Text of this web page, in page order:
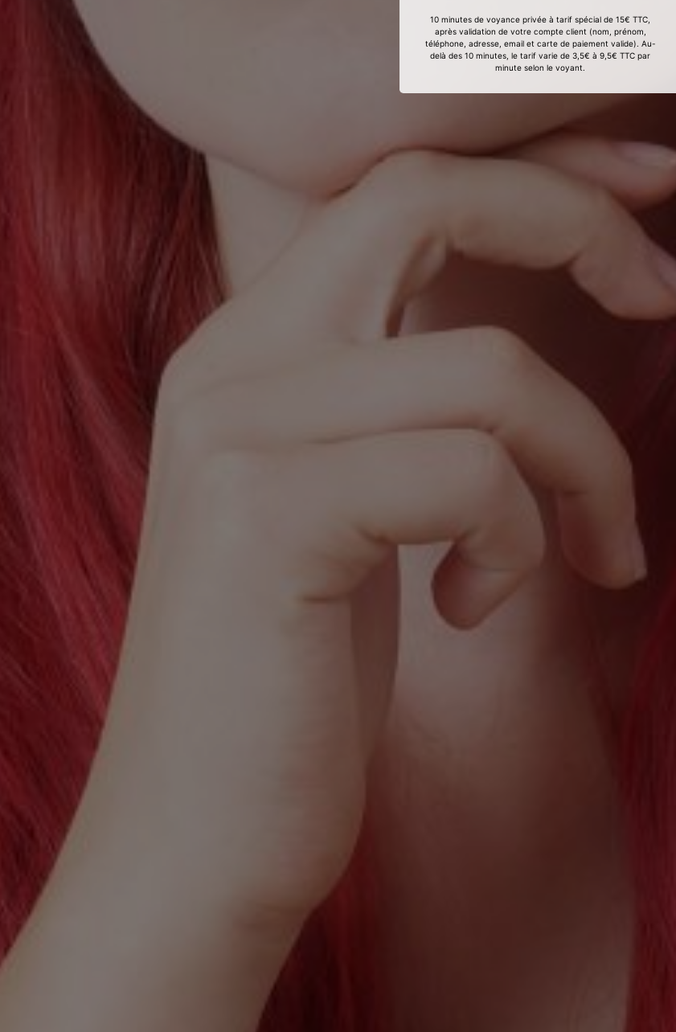
10 minutes de voyance privée à tarif spécial de 15€ TTC,
après validation de votre compte client (nom, prénom,
téléphone, adresse, email et carte de paiement valide). Au-
delà des 10 minutes, le tarif varie de 3,5€ à 9,5€ TTC par
minute selon le voyant.